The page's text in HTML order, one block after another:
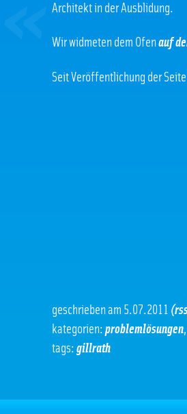
Architekt in der Ausblidung.
Wir widmeten dem Ofen auf
Seit Veröffentlichung der
geschrieben am 5.07.2011
kategorien: problemlösungen,
tags: gillrath